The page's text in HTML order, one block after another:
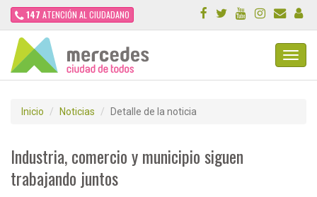
147 ATENCIÓN AL CIUDADANO
Inicio Noticias Detalle de la noticia
Industria, comercio y municipio siguen
trabajando juntos